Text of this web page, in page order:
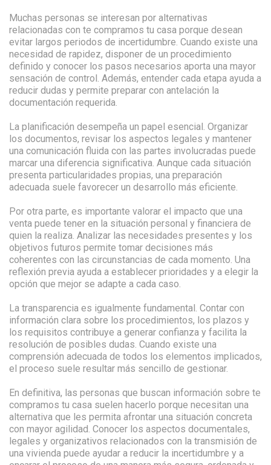
Muchas personas se interesan por alternativas
relacionadas con te compramos tu casa porque desean
evitar largos periodos de incertidumbre. Cuando existe una
necesidad de rapidez, disponer de un procedimiento
definido y conocer los pasos necesarios aporta una mayor
sensación de control. Además, entender cada etapa ayuda a
reducir dudas y permite preparar con antelación la
documentación requerida.
La planificación desempeña un papel esencial. Organizar
los documentos, revisar los aspectos legales y mantener
una comunicación fluida con las partes involucradas puede
marcar una diferencia significativa. Aunque cada situación
presenta particularidades propias, una preparación
adecuada suele favorecer un desarrollo más eficiente.
Por otra parte, es importante valorar el impacto que una
venta puede tener en la situación personal y financiera de
quien la realiza. Analizar las necesidades presentes y los
objetivos futuros permite tomar decisiones más
coherentes con las circunstancias de cada momento. Una
reflexión previa ayuda a establecer prioridades y a elegir la
opción que mejor se adapte a cada caso.
La transparencia es igualmente fundamental. Contar con
información clara sobre los procedimientos, los plazos y
los requisitos contribuye a generar confianza y facilita la
resolución de posibles dudas. Cuando existe una
comprensión adecuada de todos los elementos implicados,
el proceso suele resultar más sencillo de gestionar.
En definitiva, las personas que buscan información sobre te
compramos tu casa suelen hacerlo porque necesitan una
alternativa que les permita afrontar una situación concreta
con mayor agilidad. Conocer los aspectos documentales,
legales y organizativos relacionados con la transmisión de
una vivienda puede ayudar a reducir la incertidumbre y a